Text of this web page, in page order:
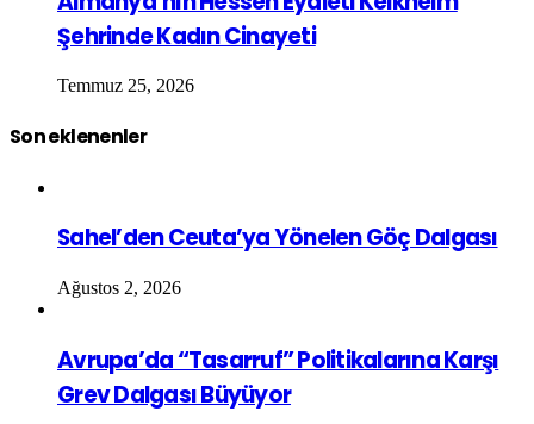
Şehrinde Kadın Cinayeti
Temmuz 25, 2026
Son eklenenler
Sahel’den Ceuta’ya Yönelen Göç Dalgası
Ağustos 2, 2026
Avrupa’da “Tasarruf” Politikalarına Karşı
Grev Dalgası Büyüyor